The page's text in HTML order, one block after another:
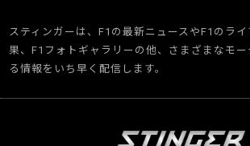
スティンガーは、F1の最新ニュースやF1のラ
果、F1フォトギャラリーの他、さまざまなモ
る情報をいち早く配信します。